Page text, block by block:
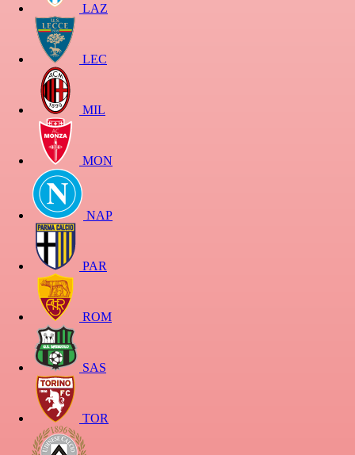
LAZ
LEC
MIL
MON
NAP
PAR
ROM
SAS
TOR